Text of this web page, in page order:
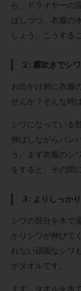
ら、ドライヤーの
ばしつつ、衣服の
しょう。こうする
２: 霧吹きでシ
お出かけ前に衣服
せんか？そんな時
シワになっている
伸ばしながらパン
う。まず衣服のシ
をすると、その間
３: よりしっか
シワの部分を水で
かりシワが伸びて
れない頑固なシワ
がタオルです。
まず、タオルを水